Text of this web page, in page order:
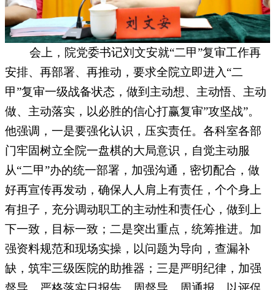
会上，院党委书记刘文安就“二甲”复审工作再
安排、再部署、再推动，要求全院立即进入“二
甲”复审一级战备状态，做到主动想、主动悟、主动
做、主动落实，以必胜的信心打赢复审”攻坚战”。
他强调，一是要强化认识，压实责任。各科室各部
门牢固树立全院一盘棋的大局意识，自觉主动服
从“二甲”办的统一部署，加强沟通，密切配合，做
好再宣传再发动，确保人人肩上有责任，个个身上
有担子，充分调动职工的主动性和责任心，做到上
下一致，目标一致；二是突出重点，统筹推进。加
强资料规范和现场实操，以问题为导向，查漏补
缺，筑牢三级医院的助推器；三是严明纪律，加强